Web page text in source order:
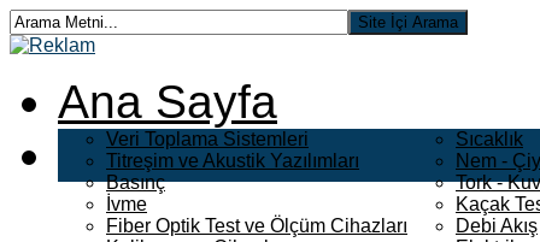
Ana Sayfa
Veri Toplama Sistemleri
Titreşim ve Akustik Yazılımları
Basınç
İvme
Fiber Optik Test ve Ölçüm Cihazları
Sıcaklık
Nem -
Tork -
Kaçak
Debi Akış